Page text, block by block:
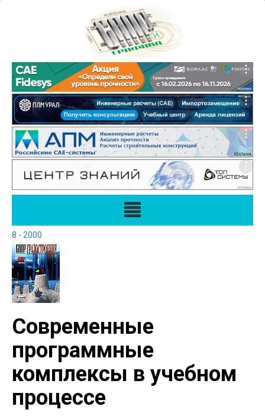
8 - 2000
Современные
программные
комплексы в учебном
процессе